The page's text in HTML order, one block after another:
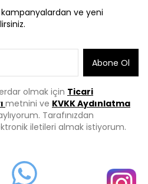
ve yeni
Abone Ol
olmak için Ticari
metnini ve KVKK Aydınlatma
Tarafınızdan
iletileri almak istiyorum.